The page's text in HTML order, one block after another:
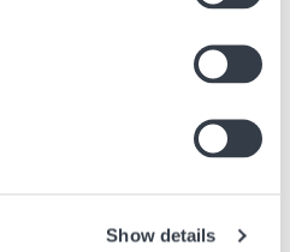
Show details